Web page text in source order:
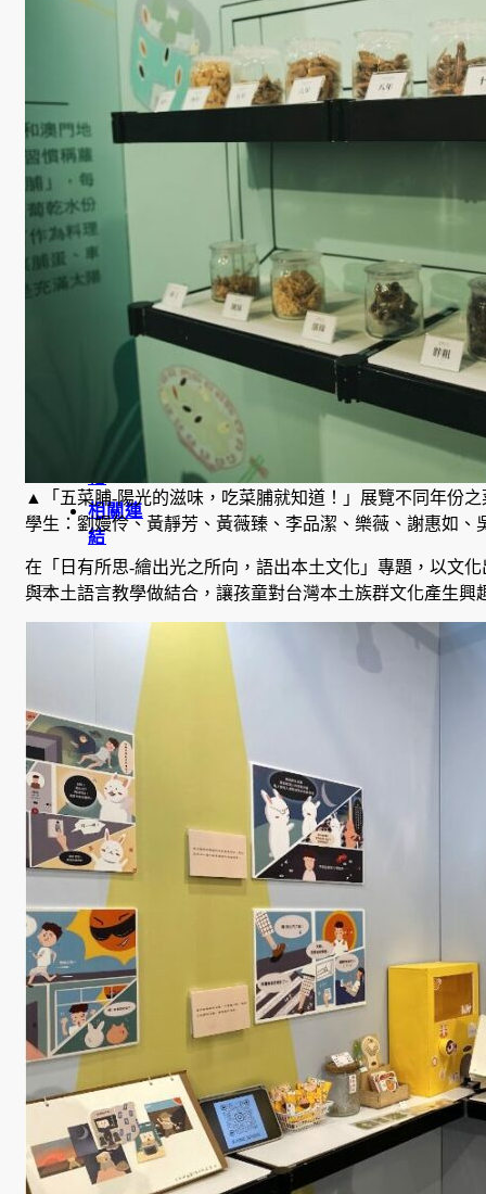
生
課
外
談
照
片
規章表
相關連
結
最新
消息
公
告
活
▲
「五菜脯-陽光的滋味，吃菜脯就知道！」展覽不同年份之
學生：劉嫚伶、黃靜芳、黃薇臻、李品潔、樂薇、謝惠如、
在「日有所思-繪出光之所向，語出本土文化」專題，以文
與本土語言教學做結合，讓孩童對台灣本土族群文化產生興